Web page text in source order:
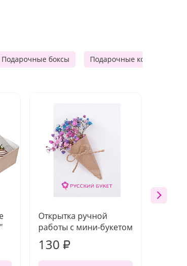
Подарочные боксы Подарочные корзины
Открытка ручной
работы с мини-букетом
130 ₽